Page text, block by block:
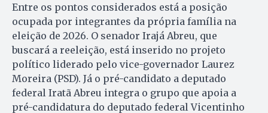
Entre os pontos considerados está a posição
ocupada por integrantes da própria família na
eleição de 2026. O senador Irajá Abreu, que
buscará a reeleição, está inserido no projeto
político liderado pelo vice-governador Laurez
Moreira (PSD). Já o pré-candidato a deputado
federal Iratã Abreu integra o grupo que apoia a
pré-candidatura do deputado federal Vicentinho